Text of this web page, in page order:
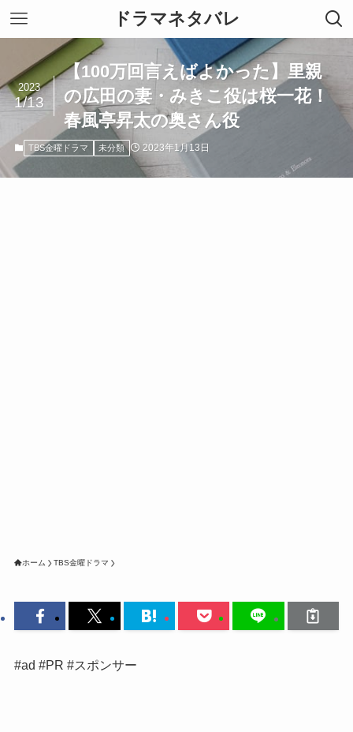
ドラマネタバレ
【100万回言えばよかった】里親
の広田の妻・みきこ役は桜一花！
春風亭昇太の奥さん役
2023
1/13
TBS金曜ドラマ 未分類 2023年1月13日
ホーム TBS金曜ドラマ
#ad #PR #スポンサー